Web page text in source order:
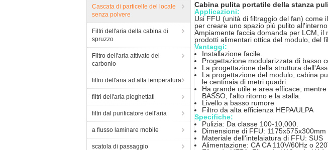
Cascata di particelle del locale
senza polvere
Filtri dell'aria della cabina di
spruzzo
Filtro dell'aria attivato del
carbonio
filtro dell'aria ad alta temperatura
filtri dell'aria pieghettati
filtri dal purificatore dell'aria
a flusso laminare mobile
scatola di passaggio
Cabina pulita portatile della stanza
Applicazioni:
Usi FFU (unità di filtraggio del fan) come
per creare uno spazio più pulito
Ampiamente faccia domanda per LCM,
prodotti alimentari ottica del modulo, del
Vantaggi:
Installazione facile.
Progettazione modularizzata di basso
La progettazione della struttura
La progettazione del modulo, cabina
le centinaia di metri quadri.
Ha grande utile e area efficace;
BASSO, l'alto ritorno e la stalla.
Livello a basso rumore
Filtro da alta efficienza HEPA/ULPA
Specifiche:
Pulizia: Da classe 100-10,000.
Dimensione di FFU: 1175x575x300mm
Materiale dell'intelaiatura di FFU: SUS
Alimentazione: CA CA 110V/60Hz o